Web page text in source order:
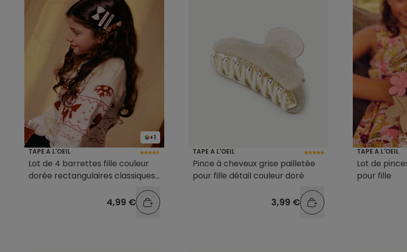
+1
TAPE A L'OEIL
Lot de 4 barrettes fille couleur
dorée rectangulaires classiques
4,99 €
TAPE A L'OEIL
Pince à cheveux grise pailletée
pour fille détail couleur doré
3,99 €
TAPE A L'OEIL
Lot de
pour fille